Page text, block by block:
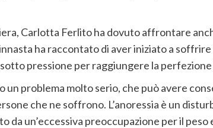
Carlotta Ferlito ha dovuto affrontare
ha raccontato di aver iniziato a soffrire
pressione per raggiungere la
un problema molto serio, che può avere
che ne soffrono. L’anoressia è un
da un’eccessiva preoccupazione per il peso